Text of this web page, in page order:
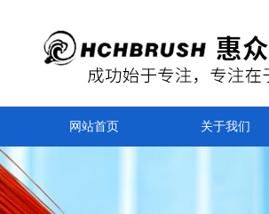
网站首页 关于我们